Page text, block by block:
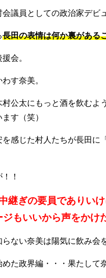
議員としての政治家デビ
長田の表情は何か裏がある
会。
す奈美。
公太にもっと酒を飲むよ
す（笑）
感じた村人たちが長田に
！
継ぎの要員でありい
もいいから声をかけ
ない奈美は陽気に飲み会
た政界編・・・果たして